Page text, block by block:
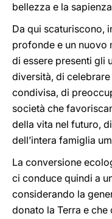
bellezza e la
Da qui scaturiscono,
profonde e un nuovo
di essere presenti gli
diversità, di
condivisa, di
società che
della vita nel futuro,
dell’intera famiglia
La conversione
ci conduce quindi a
considerando la
donato la Terra e